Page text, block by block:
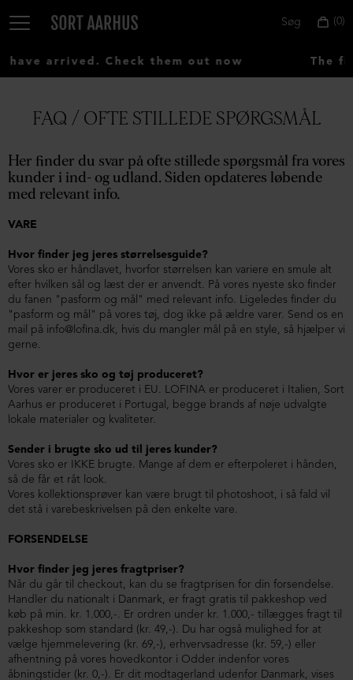
Vælg
Denmark
0
Søg
arrived. Check them out now The
FAQ / OFTE STILLEDE SPØRGSMÅL
Her finder du svar på ofte stillede spørgsmål fra vores
kunder i ind- og udland. Siden opdateres løbende
med relevant info.
VARE
Hvor finder jeg jeres størrelsesguide?
Vores sko er håndlavet, hvorfor størrelsen kan variere en smule alt
efter hvilken sål og læst der er anvendt. På vores nyeste sko finder
du fanen "pasform og mål" med relevant info. Ligeledes finder du
"pasform og mål" på vores tøj, dog ikke på ældre varer. Send os en
mail på info@lofina.dk, hvis du mangler mål på en style, så hjælper vi
gerne.
Hvor er jeres sko og tøj produceret?
Vores varer er produceret i EU. LOFINA er produceret i Italien, Sort
Aarhus er produceret i Portugal, begge brands af nøje udvalgte
lokale materialer og kvaliteter.
Sender i brugte sko ud til jeres kunder?
Vores sko er IKKE brugte. Mange af dem er efterpoleret i hånden,
så de får et råt look.
Vores kollektionsprøver kan være brugt til photoshoot, i så fald vil
det stå i varebeskrivelsen på den enkelte vare.
FORSENDELSE
Hvor finder jeg jeres fragtpriser?
Når du går til checkout, kan du se fragtprisen for din forsendelse.
Handler du nationalt i Danmark, er fragt gratis til pakkeshop ved
køb på min. kr. 1.000,-. Er ordren under kr. 1.000,- tillægges fragt til
pakkeshop som standard (kr. 49,-). Du har også mulighed for at
vælge hjemmelevering (kr. 69,-), erhvervsadresse (kr. 59,-) eller
afhentning på vores hovedkontor i Odder indenfor vores
åbningstider (kr. 0,-). Er dit modtagerland udenfor Danmark, vises